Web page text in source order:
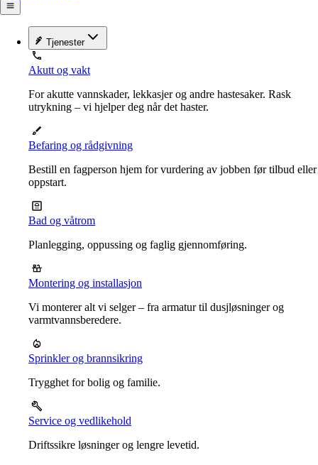
Tjenester
Akutt og vakt
For akutte vannskader, lekkasjer og andre hastesaker. Rask
utrykning – vi hjelper deg når det haster.
Befaring og rådgivning
Bestill en fagperson hjem for vurdering av jobben før tilbud eller
oppstart.
Bad og våtrom
Planlegging, oppussing og faglig gjennomføring.
Montering og installasjon
Vi monterer alt vi selger – fra armatur til dusjløsninger og
varmtvannsberedere.
Sprinkler og brannsikring
Trygghet for bolig og familie.
Service og vedlikehold
Driftssikre løsninger og lengre levetid.